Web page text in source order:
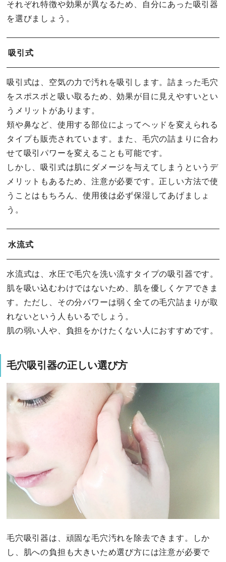
それぞれ特徴や効果が異なるため、自分にあった吸引器
を選びましょう。
吸引式
吸引式は、空気の力で汚れを吸引します。詰まった毛穴
をスポスポと吸い取るため、効果が目に見えやすいとい
うメリットがあります。
頬や鼻など、使用する部位によってヘッドを変えられる
タイプも販売されています。また、毛穴の詰まりに合わ
せて吸引パワーを変えることも可能です。
しかし、吸引式は肌にダメージを与えてしまうというデ
メリットもあるため、注意が必要です。正しい方法で使
うことはもちろん、使用後は必ず保湿してあげましょ
う。
水流式
水流式は、水圧で毛穴を洗い流すタイプの吸引器です。
肌を吸い込むわけではないため、肌を優しくケアできま
す。ただし、その分パワーは弱く全ての毛穴詰まりが取
れないという人もいるでしょう。
肌の弱い人や、負担をかけたくない人におすすめです。
毛穴吸引器の正しい選び方
毛穴吸引器は、頑固な毛穴汚れを除去できます。しか
し、肌への負担も大きいため選び方には注意が必要で